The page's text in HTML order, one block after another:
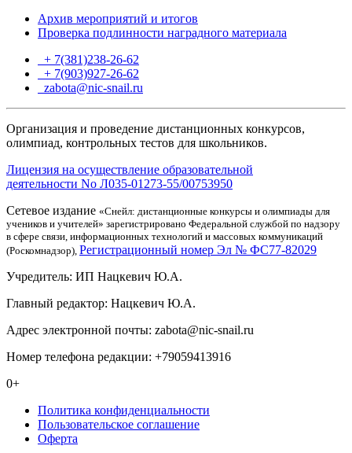
Архив мероприятий и итогов
Проверка подлинности наградного материала
+ 7(381)238-26-62
+ 7(903)927-26-62
zabota@nic-snail.ru
Организация и проведение дистанционных конкурсов,
олимпиад, контрольных тестов для школьников.
Лицензия на осуществление образовательной
деятельности No Л035-01273-55/00753950
Сетевое издание «Снейл: дистанционные конкурсы и олимпиады для
учеников и учителей» зарегистрировано Федеральной службой по надзору
в сфере связи, информационных технологий и массовых коммуникаций
(Роскомнадзор), Регистрационный номер Эл № ФС77-82029
Учредитель: ИП Нацкевич Ю.А.
Главный редактор: Нацкевич Ю.А.
Адрес электронной почты: zabota@nic-snail.ru
Номер телефона редакции: +79059413916
0+
Политика конфиденциальности
Пользовательское соглашение
Оферта